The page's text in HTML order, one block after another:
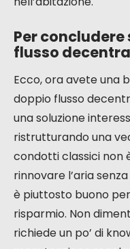
decentralizzata
globale della
abitazione.
ambiente interno
umidità e condensa
materiali da
permettendo di
rinnovando l’aria,
acustico, un
soprattutto nelle
filtrata, priva di pollini
ulteriore vantaggio